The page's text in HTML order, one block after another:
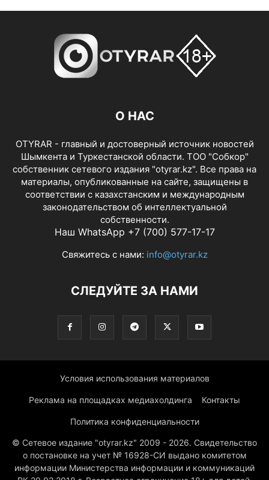
О НАС
OTYRAR - главный и достоверный источник новостей
Шымкента и Туркестанской области. ТОО "Собкор"
собственник сетевого издания "otyrar.kz". Все права на
материалы, опубликованные на сайте, защищены в
соответствии с казахстанским и международным
законодательством об интеллектуальной
собственности.
Наш WhatsApp +7 (700) 577-17-17
Свяжитесь с нами: info@otyrar.kz
СЛЕДУЙТЕ ЗА НАМИ
Условия использования материалов
Реклама на площадках медиахолдинга Контакты
Политика конфиденциальности
© Сетевое издание "otyrar.kz" 2009 - 2026. Свидетельство
о постановке на учет № 16928-СИ выдано комитетом
информации Министерства информации и коммуникаций